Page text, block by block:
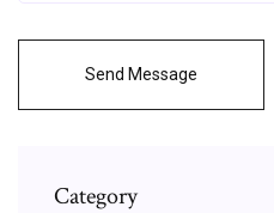
Send Message
Category